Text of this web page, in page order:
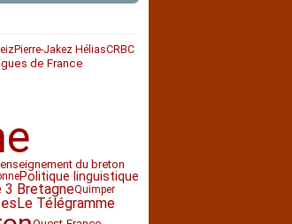
Pierre-Jakez HéliasCRBC
de France
enseignement du breton
Politique linguistique
3 BretagneQuimper
Le Télégramme